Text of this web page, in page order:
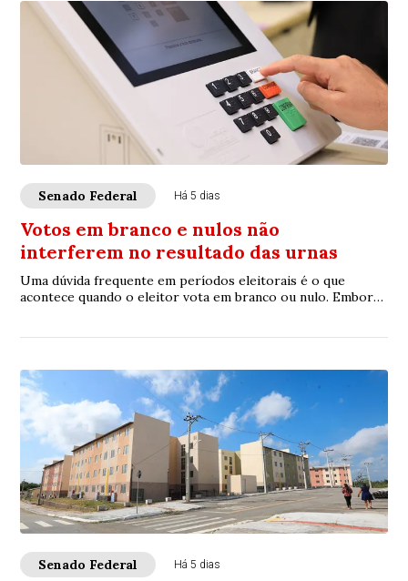
Senado Federal Há 5 dias
Votos em branco e nulos não
interferem no resultado das urnas
Uma dúvida frequente em períodos eleitorais é o que
acontece quando o eleitor vota em branco ou nulo. Embora
Senado Federal Há 5 dias